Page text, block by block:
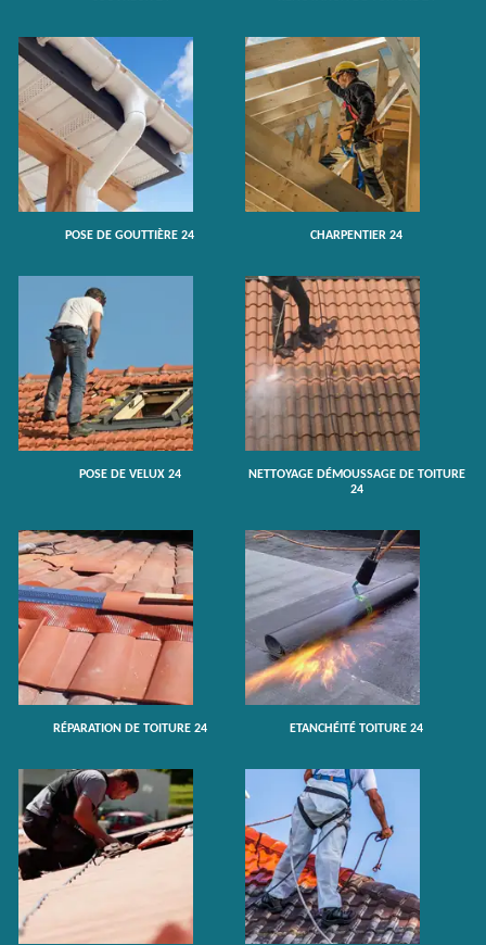
POSE DE GOUTTIÈRE 24 CHARPENTIER 24
POSE DE VELUX 24
NETTOYAGE DÉMOUSSAGE DE TOITURE
24
RÉPARATION DE TOITURE 24 ETANCHÉITÉ TOITURE 24